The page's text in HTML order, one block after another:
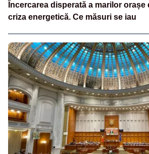
Încercarea disperată a marilor orașe
criza energetică. Ce măsuri se iau